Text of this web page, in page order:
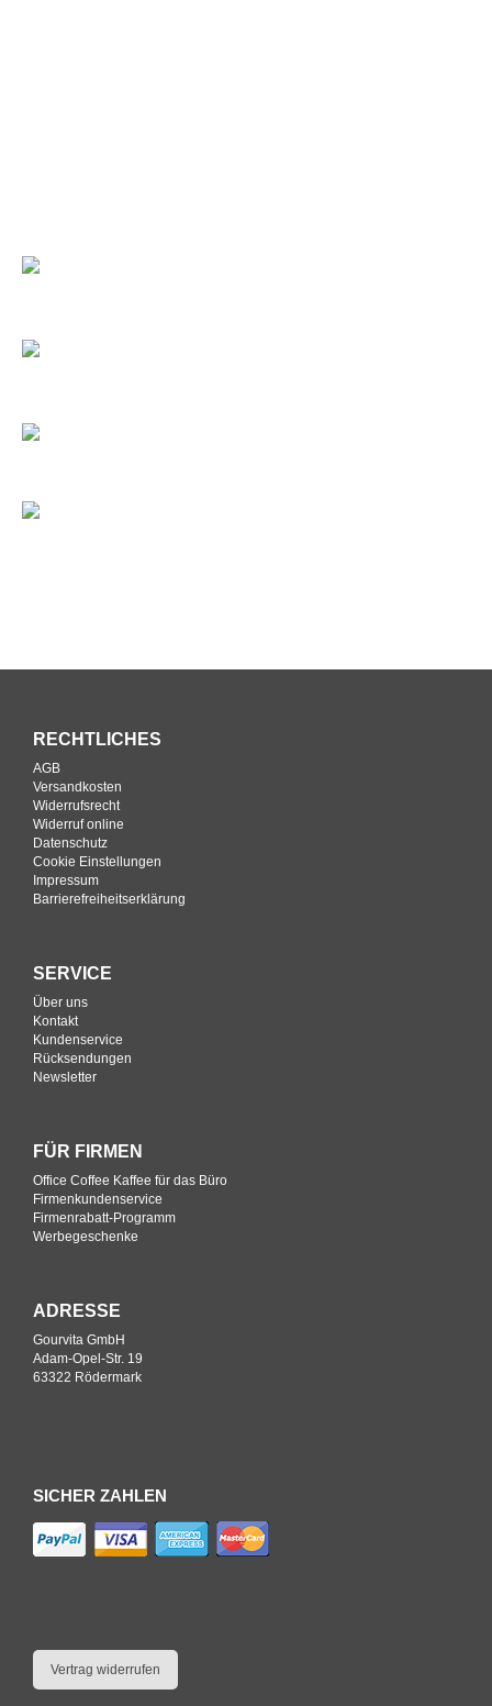
RECHTLICHES
AGB
Versandkosten
Widerrufsrecht
Widerruf online
Datenschutz
Cookie Einstellungen
Impressum
Barrierefreiheitserklärung
SERVICE
Über uns
Kontakt
Kundenservice
Rücksendungen
Newsletter
FÜR FIRMEN
Office Coffee Kaffee für das Büro
Firmenkundenservice
Firmenrabatt-Programm
Werbegeschenke
ADRESSE
Gourvita GmbH
Adam-Opel-Str. 19
63322 Rödermark
SICHER ZAHLEN
Vertrag widerrufen